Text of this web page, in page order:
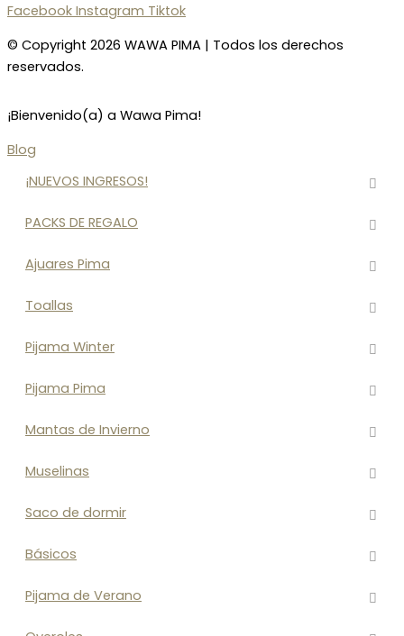
Facebook Instagram Tiktok
© Copyright 2026 WAWA PIMA | Todos los derechos
reservados.
¡Bienvenido(a) a Wawa Pima!
Blog
¡NUEVOS INGRESOS!
PACKS DE REGALO
Ajuares Pima
Toallas
Pijama Winter
Pijama Pima
Mantas de Invierno
Muselinas
Saco de dormir
Básicos
Pijama de Verano